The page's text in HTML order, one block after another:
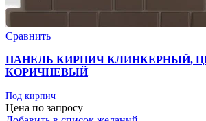
Сравнить
ПАНЕЛЬ КИРПИЧ КЛИНКЕРНЫЙ,
КОРИЧНЕВЫЙ
Под кирпич
Цена по запросу